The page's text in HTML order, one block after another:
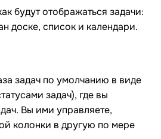
будут отображаться задачи:
доске, список и календари.
задач по умолчанию в виде
задач), где вы
Вы ими управляете,
колонки в другую по мере